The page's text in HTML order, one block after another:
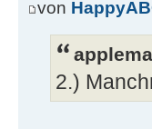
von
2.)